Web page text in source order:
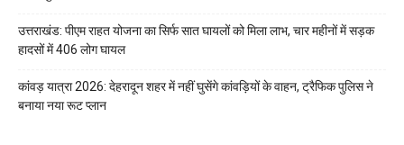
उत्तराखंड: पीएम राहत योजना का सिर्फ सात घायलों को मिला लाभ, चार महीनों में सड़क
हादसों में 406 लोग घायल
कांवड़ यात्रा 2026: देहरादून शहर में नहीं घुसेंगे कांवड़ियों के वाहन, ट्रैफिक पुलिस ने
बनाया नया रूट प्लान